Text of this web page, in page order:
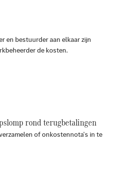
en bestuurder aan elkaar zijn
de kosten.
rond terugbetalingen
of onkostennota's in te